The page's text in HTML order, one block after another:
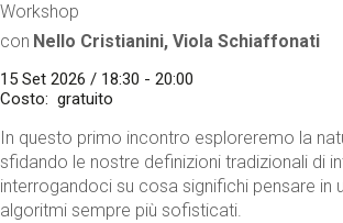
Workshop
con Nello Cristianini, Viola Schiaffonati
15 Set 2026 / 18:30 - 20:00
Costo
gratuito
In questo primo incontro esploreremo la
sfidando le nostre definizioni tradizionali di
interrogandoci su cosa significhi pensare in
algoritmi sempre più sofisticati.